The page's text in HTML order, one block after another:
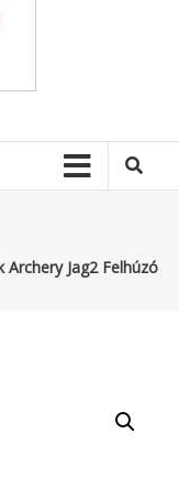
Archery Jag2 Felhúzó